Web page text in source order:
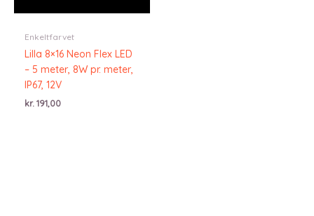
Enkeltfarvet
Lilla 8×16 Neon Flex LED
– 5 meter, 8W pr. meter,
IP67, 12V
kr.191,00